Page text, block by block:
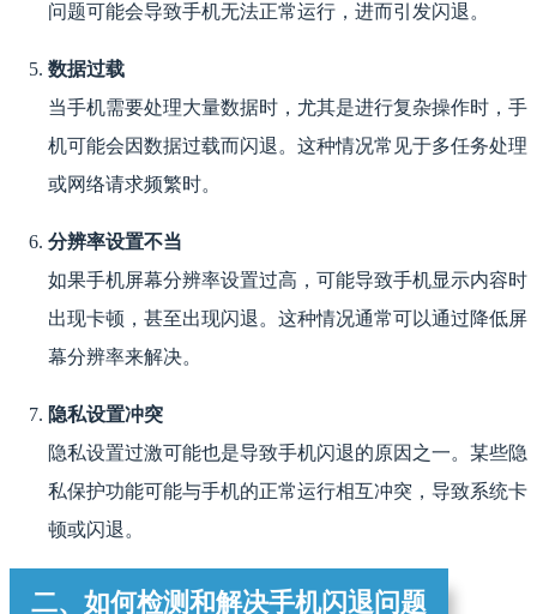
问题可能会导致手机无法正常运行，进而引发闪退。
数据过载
当手机需要处理大量数据时，尤其是进行复杂操作时，手
机可能会因数据过载而闪退。这种情况常见于多任务处理
或网络请求频繁时。
分辨率设置不当
如果手机屏幕分辨率设置过高，可能导致手机显示内容时
出现卡顿，甚至出现闪退。这种情况通常可以通过降低屏
幕分辨率来解决。
隐私设置冲突
隐私设置过激可能也是导致手机闪退的原因之一。某些隐
私保护功能可能与手机的正常运行相互冲突，导致系统卡
顿或闪退。
二、如何检测和解决手机闪退问题